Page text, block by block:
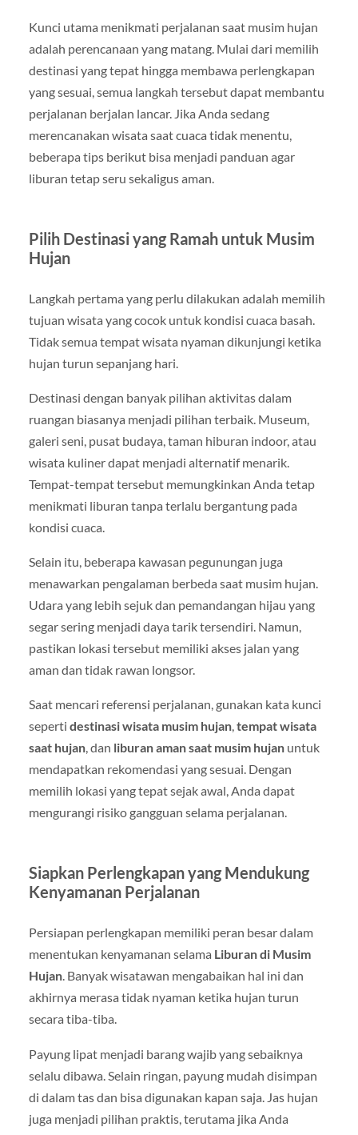
Kunci utama menikmati perjalanan saat musim hujan
adalah perencanaan yang matang. Mulai dari memilih
destinasi yang tepat hingga membawa perlengkapan
yang sesuai, semua langkah tersebut dapat membantu
perjalanan berjalan lancar. Jika Anda sedang
merencanakan wisata saat cuaca tidak menentu,
beberapa tips berikut bisa menjadi panduan agar
liburan tetap seru sekaligus aman.
Pilih Destinasi yang Ramah untuk Musim
Hujan
Langkah pertama yang perlu dilakukan adalah memilih
tujuan wisata yang cocok untuk kondisi cuaca basah.
Tidak semua tempat wisata nyaman dikunjungi ketika
hujan turun sepanjang hari.
Destinasi dengan banyak pilihan aktivitas dalam
ruangan biasanya menjadi pilihan terbaik. Museum,
galeri seni, pusat budaya, taman hiburan indoor, atau
wisata kuliner dapat menjadi alternatif menarik.
Tempat-tempat tersebut memungkinkan Anda tetap
menikmati liburan tanpa terlalu bergantung pada
kondisi cuaca.
Selain itu, beberapa kawasan pegunungan juga
menawarkan pengalaman berbeda saat musim hujan.
Udara yang lebih sejuk dan pemandangan hijau yang
segar sering menjadi daya tarik tersendiri. Namun,
pastikan lokasi tersebut memiliki akses jalan yang
aman dan tidak rawan longsor.
Saat mencari referensi perjalanan, gunakan kata kunci
seperti destinasi wisata musim hujan,tempat wisata
saat hujan, dan liburan aman saat musim hujanuntuk
mendapatkan rekomendasi yang sesuai. Dengan
memilih lokasi yang tepat sejak awal, Anda dapat
mengurangi risiko gangguan selama perjalanan.
Siapkan Perlengkapan yang Mendukung
Kenyamanan Perjalanan
Persiapan perlengkapan memiliki peran besar dalam
menentukan kenyamanan selama Liburan di Musim
Hujan. Banyak wisatawan mengabaikan hal ini dan
akhirnya merasa tidak nyaman ketika hujan turun
secara tiba-tiba.
Payung lipat menjadi barang wajib yang sebaiknya
selalu dibawa. Selain ringan, payung mudah disimpan
di dalam tas dan bisa digunakan kapan saja. Jas hujan
juga menjadi pilihan praktis, terutama jika Anda